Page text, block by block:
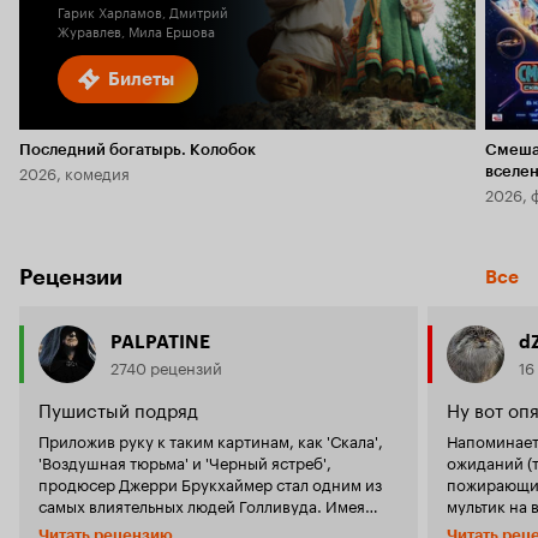
Билеты
Гарик Харламов, Дмитрий
Журавлев, Мила Ершова
Последний богатырь. Колобок
2026, комедия
2026,
Рецензии Все
PALPATINE
2740 рецензий
Пушистый подряд
Приложив руку к таким картинам, как 'Скала',
'Воздушная тюрьма' и 'Черный ястреб',
продюсер Джерри Брукхаймер стал одним из
самых влиятельных людей Голливуда. Имея
тонкое чутье на успешные проекты,
Ну вот
ожиданий
мультик на выходе.